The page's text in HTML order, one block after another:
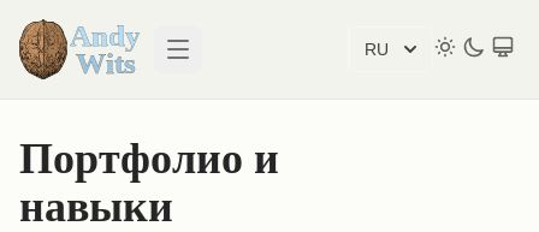
Open main menu
RU
Портфолио и
навыки